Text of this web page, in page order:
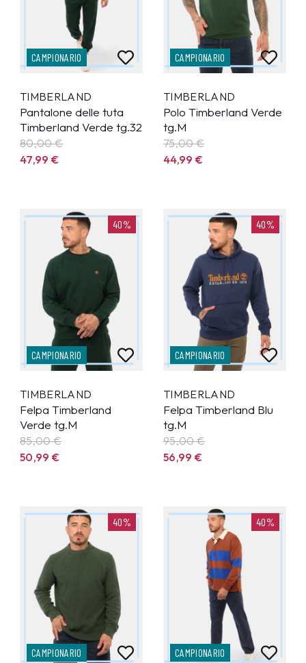
CAMPIONARIO
TIMBERLAND
Pantalone delle tuta
Timberland Verde tg.32
80,00 €
47,99€
CAMPIONARIO
TIMBERLAND
Polo Timberland Verde
tg.M
75,00 €
44,99€
40%
CAMPIONARIO
TIMBERLAND
Felpa Timberland
Verde tg.M
85,00 €
50,99€
40%
CAMPIONARIO
TIMBERLAND
Felpa Timberland Blu
tg.M
95,00 €
56,99€
40%
CAMPIONARIO
40%
CAMPIONARIO